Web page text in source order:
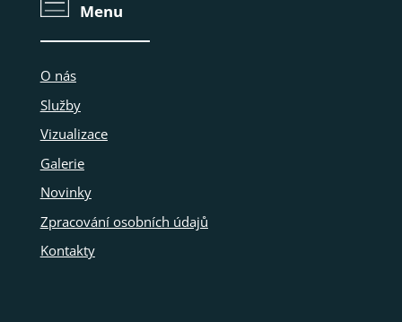
Menu
O nás
Služby
Vizualizace
Galerie
Novinky
Zpracování osobních údajů
Kontakty